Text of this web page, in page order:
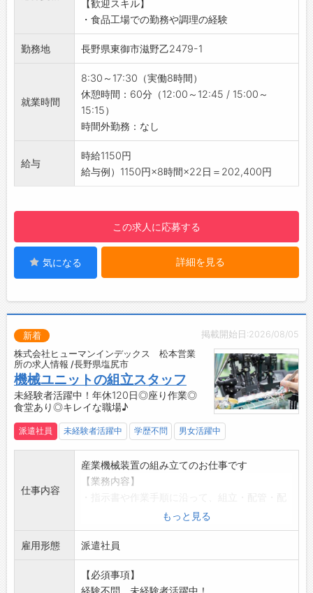
・原料の計量、冷凍保管した原料の扱い、ケー
スに入った製品の扱いなど、20kg程度の重量物
【研修制度】
・OJTにて、各製品の1工程ずつ覚えていただき
ます。
・レシピ（手順書）もあるので、未経験の方も
安心して勤務可能です！
【おすすめポイント】
◇髪色自由！
・個性を大事にしながら、のびのび働けます♪
◇残業なし！
◇日祝休み♪
・家族や友人と予定を合わせやすいお休み体制
【やりがい】
自分の仕事の成果◎
・全国47都道府県に出荷しているので、自分の
【社内設備】
・休憩室あり！ゆっくり休憩していただけます
◎
・冷蔵庫、レンジ、ポットあり
・ロッカー、更衣室あり
・お弁当の注文可能♪日々のお昼もラクラク◎
・「一人はみんなのために、みんなは一人のた
めに」——チームワークを大切にする職場で
て、全国に向けて製品を出荷中！
☆----------------------------------------
☆
【歓迎スキル】
・食品工場での勤務や調理の経験
勤務地 長野県東御市滋野乙2479-1
就業時間
8:30～17:30（実働8時間）
休憩時間：60分（12:00～12:45 / 15:00～
15:15）
時間外勤務：なし
給与
時給1150円
給与例）1150円×8時間×22日＝202,400円
この求人に応募する
気になる 詳細を見る
掲載開始日:2026/08/05
新着
株式会社ヒューマンインデックス 松本営業
所の求人情報 /長野県塩尻市
機械ユニットの組立スタッフ
未経験者活躍中！年休120日◎座り作業◎
食堂あり◎キレイな職場♪
派遣社員 未経験者活躍中 学歴不問 男女活躍中
仕事内容
産業機械装置の組み立てのお仕事です
【業務内容】
◎電動ドライバーや六角レンチなど、身近な工
具を使用して手作業で組み立てます。
◎製品はA3サイズ程度
◎基本的に座り仕事になります
もっと見る
雇用形態 派遣社員
【必須事項】
経験不問、未経験者活躍中！